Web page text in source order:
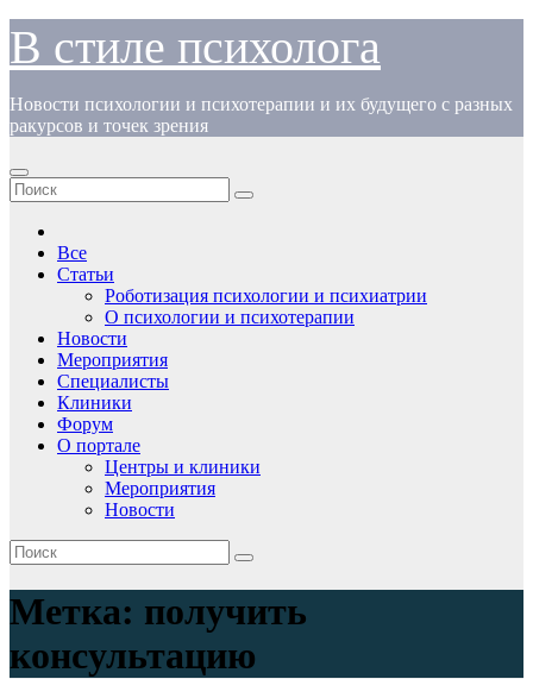
Перейти
содержимому
В стиле психолога
Новости психологии и психотерапии и их будущего с разных
ракурсов и точек зрения
Все
Статьи
Роботизация психологии и психиатрии
О психологии и психотерапии
Новости
Мероприятия
Специалисты
Клиники
Форум
О портале
Центры и клиники
Мероприятия
Новости
Метка: получить
консультацию